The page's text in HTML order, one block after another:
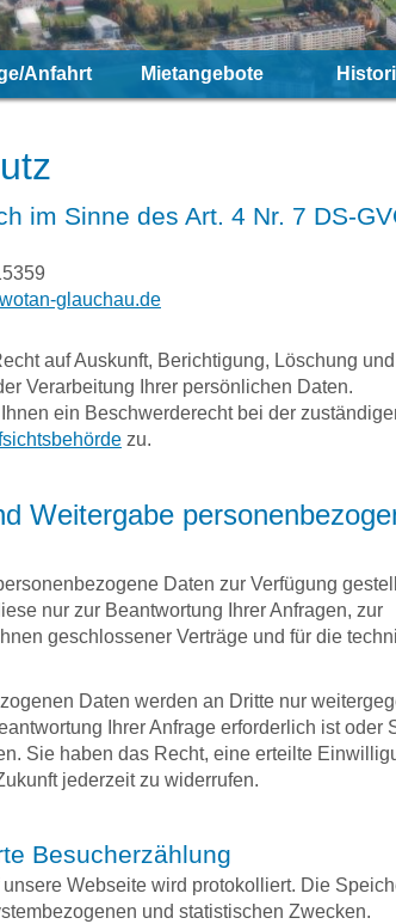
Anfahrt Mietangebote
im Sinne des Art. 4 Nr. 7 DS-
glauchau.de
auf Auskunft, Berichtigung, Löschung und
Verarbeitung Ihrer persönlichen Daten.
ein Beschwerderecht bei der
zu.
Weitergabe
Daten zur Verfügung
nur zur Beantwortung Ihrer Anfragen, zur
geschlossener Verträge und für die
Daten werden an Dritte nur
Ihrer Anfrage erforderlich ist oder
Sie haben das Recht, eine erteilte
jederzeit zu widerrufen.
Besucherzählung
Webseite wird protokolliert. Die
und statistischen Zwecken.